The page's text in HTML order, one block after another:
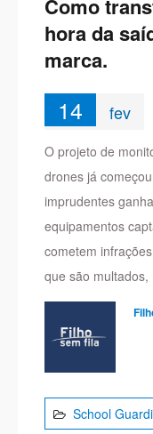
Como
hora da
marca.
14 fev
O projeto de
drones já
imprudentes
equipamentos
cometem
que são multados,
School